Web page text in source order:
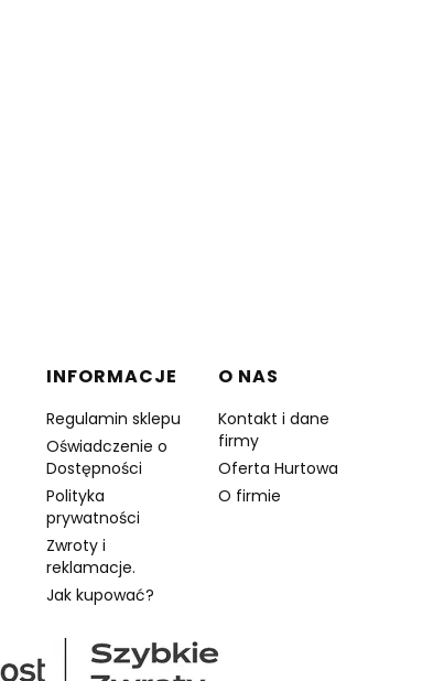
INFORMACJE
Regulamin sklepu
Oświadczenie o
Dostępności
Polityka
prywatności
Zwroty i
reklamacje.
Jak kupować?
O NAS
Kontakt i dane
firmy
Oferta Hurtowa
O firmie